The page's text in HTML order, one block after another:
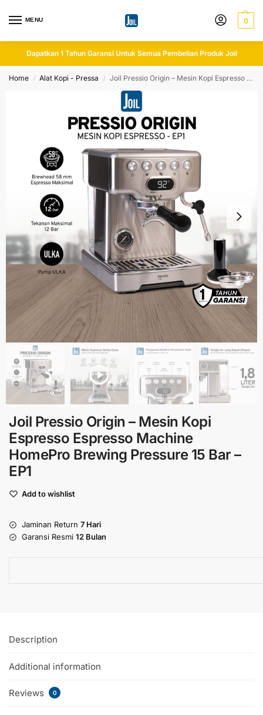
MENU 0
Dapatkan 1 Tahun Garansi Untuk Semua Pembelian Produk Joil
Home / Alat Kopi - Pressa / Joil Pressio Origin – Mesin Kopi Espresso Espresso Machine HomePro Brewing Pressure 15 Bar – EP1
Joil Pressio Origin – Mesin Kopi
Espresso Espresso Machine
HomePro Brewing Pressure 15 Bar –
EP1
Add to wishlist
Jaminan Return 7 Hari
Garansi Resmi 12 Bulan
Description
Additional information
Reviews 0